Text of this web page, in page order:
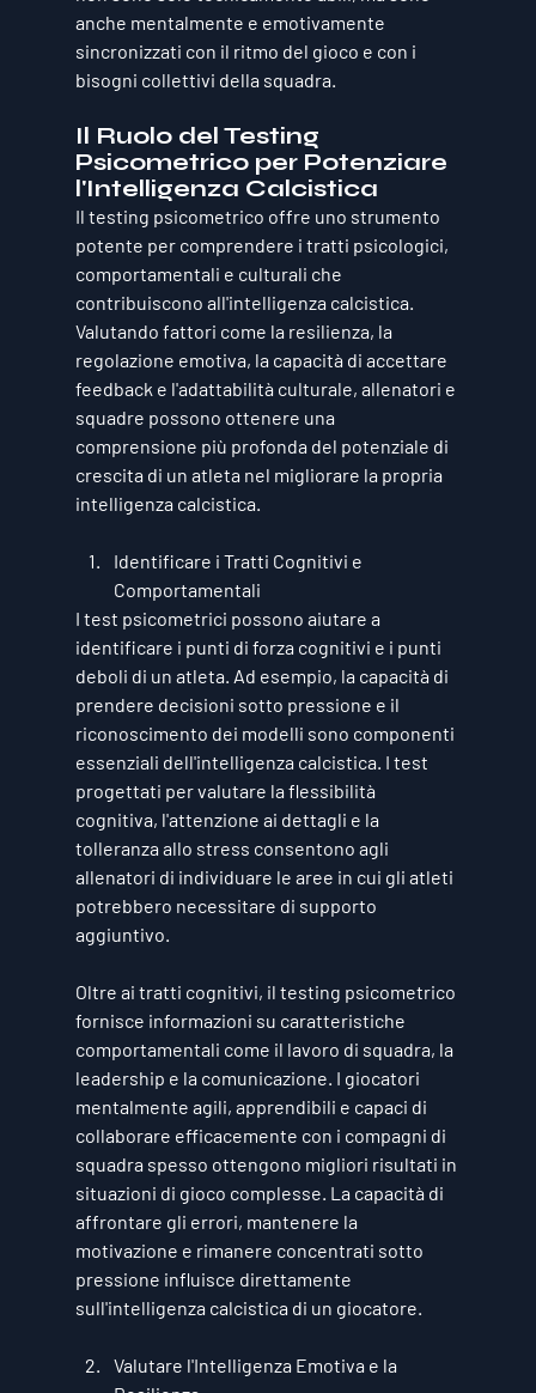
anche mentalmente e emotivamente
sincronizzati con il ritmo del gioco e con i
bisogni collettivi della squadra.
Il Ruolo del Testing
Psicometrico per Potenziare
l'Intelligenza Calcistica
Il testing psicometrico offre uno strumento
potente per comprendere i tratti psicologici,
comportamentali e culturali che
contribuiscono all'intelligenza calcistica.
Valutando fattori come la resilienza, la
regolazione emotiva, la capacità di accettare
feedback e l'adattabilità culturale, allenatori e
squadre possono ottenere una
comprensione più profonda del potenziale di
crescita di un atleta nel migliorare la propria
intelligenza calcistica.
Identificare i Tratti Cognitivi e
Comportamentali
I test psicometrici possono aiutare a
identificare i punti di forza cognitivi e i punti
deboli di un atleta. Ad esempio, la capacità di
prendere decisioni sotto pressione e il
riconoscimento dei modelli sono componenti
essenziali dell'intelligenza calcistica. I test
progettati per valutare la flessibilità
cognitiva, l'attenzione ai dettagli e la
tolleranza allo stress consentono agli
allenatori di individuare le aree in cui gli atleti
potrebbero necessitare di supporto
aggiuntivo.
Oltre ai tratti cognitivi, il testing psicometrico
fornisce informazioni su caratteristiche
comportamentali come il lavoro di squadra, la
leadership e la comunicazione. I giocatori
mentalmente agili, apprendibili e capaci di
collaborare efficacemente con i compagni di
squadra spesso ottengono migliori risultati in
situazioni di gioco complesse. La capacità di
affrontare gli errori, mantenere la
motivazione e rimanere concentrati sotto
pressione influisce direttamente
sull'intelligenza calcistica di un giocatore.
Valutare l'Intelligenza Emotiva e la